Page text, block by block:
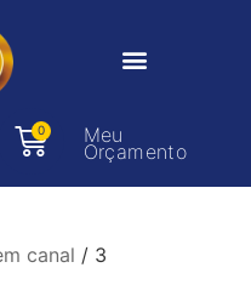
0 Meu
Orçamento
canal / 3